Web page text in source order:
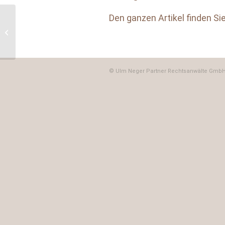
Den ganzen Artikel finden Sie
© Ulm Neger Partner Rechtsanwälte